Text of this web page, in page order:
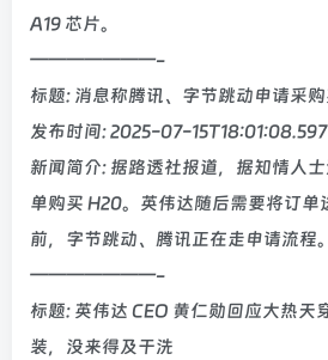
A19 芯片。
———————-
标题: 消息称腾讯、字节跳动申请采
发布时间: 2025-07-15T18:01:08.597
新闻简介: 据路透社报道，据知情人
单购买 H20。英伟达随后需要将订单
前，字节跳动、腾讯正在走申请流程
———————-
标题: 英伟达 CEO 黄仁勋回应大热天
装，没来得及干洗